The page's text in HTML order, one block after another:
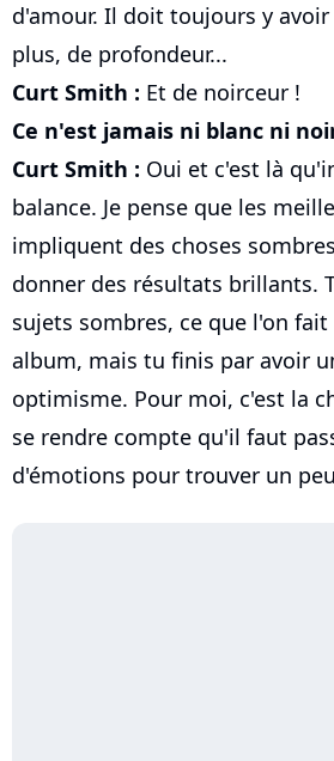
d'amour. Il doit toujours y
plus, de profondeur...
Curt Smith : Et de noirceur !
Ce n'est jamais ni blanc ni
Curt Smith : Oui et c'est là
balance. Je pense que les
impliquent des choses
donner des résultats brillants.
sujets sombres, ce que l'on
album, mais tu finis par avoir
optimisme. Pour moi, c'est la
se rendre compte qu'il faut
d'émotions pour trouver un